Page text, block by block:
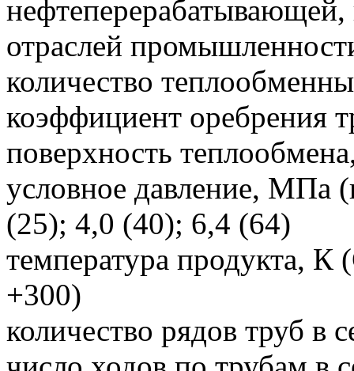
отраслей
количество
коэффициент оребрения
поверхность
условное давление, МПа
(25); 4,0 (40); 6,4 (64)
температура продукта,
+300)
количество рядов труб в